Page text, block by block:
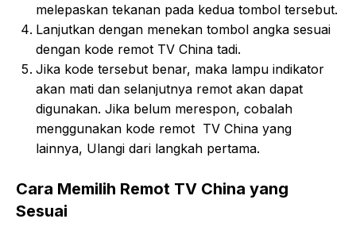
melepaskan tekanan pada kedua tombol tersebut.
Lanjutkan dengan menekan tombol angka sesuai
dengan kode remot TV China tadi.
Jika kode tersebut benar, maka lampu indikator
akan mati dan selanjutnya remot akan dapat
digunakan. Jika belum merespon, cobalah
menggunakan kode remot TV China yang
lainnya, Ulangi dari langkah pertama.
Cara Memilih Remot TV China yang
Sesuai